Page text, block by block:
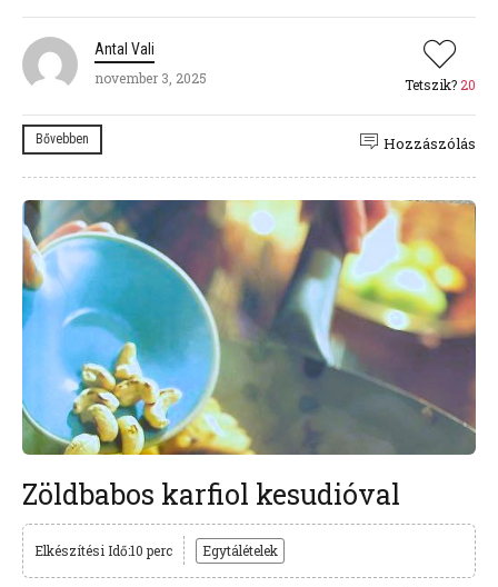
Antal Vali
november 3, 2025
Tetszik? 20
Bővebben Hozzászólás
Zöldbabos karfiol kesudióval
Elkészítési Idő:10 perc Egytálételek